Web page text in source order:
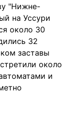
"Нижне-
на Уссури
около 30
32
заставы
около
и